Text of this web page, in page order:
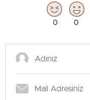
0 0